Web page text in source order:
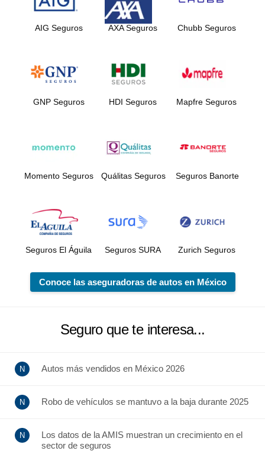
AIG Seguros AXA Seguros Chubb Seguros
GNP Seguros HDI Seguros Mapfre Seguros
Momento Seguros Quálitas Seguros Seguros Banorte
Seguros El Águila Seguros SURA Zurich Seguros
Conoce las aseguradoras de autos en México
Seguro que te interesa...
Autos más vendidos en México 2026
Robo de vehículos se mantuvo a la baja durante 2025
Los datos de la AMIS muestran un crecimiento en el
sector de seguros